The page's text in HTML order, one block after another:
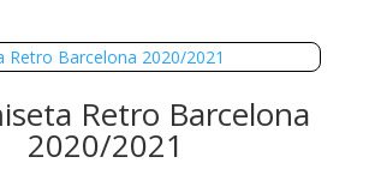
Retro Barcelona
2020/2021